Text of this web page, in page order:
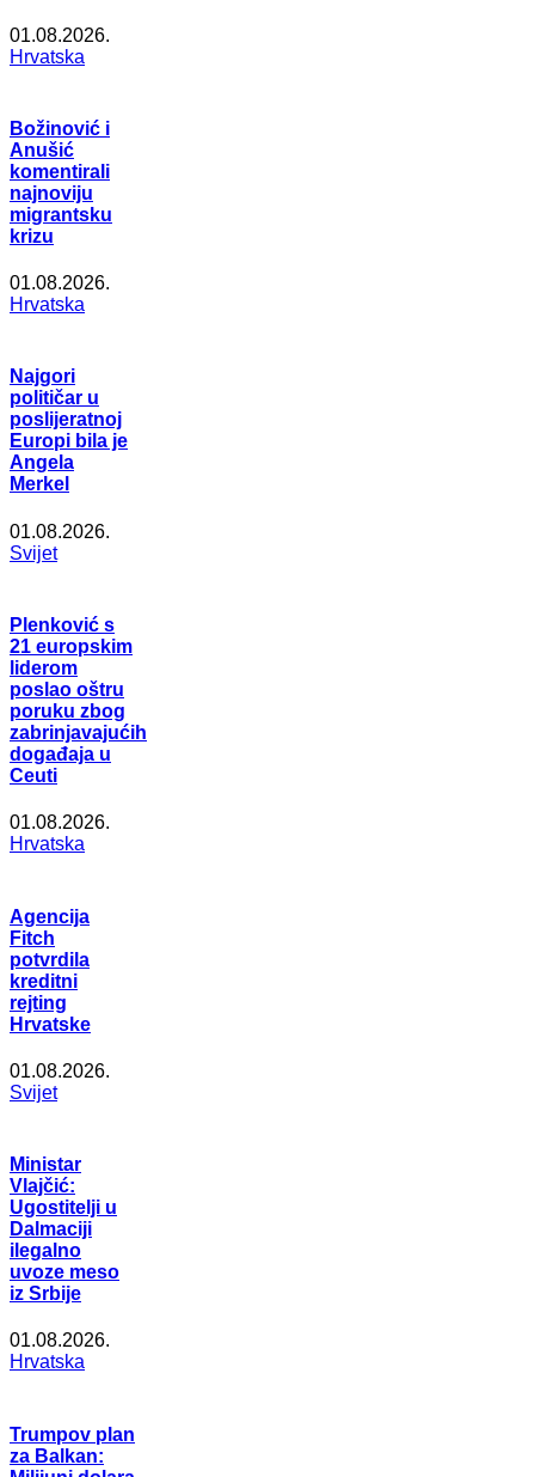
01.08.2026.
Hrvatska
Božinović i
Anušić
komentirali
najnoviju
migrantsku
krizu
01.08.2026.
Hrvatska
Najgori
političar u
poslijeratnoj
Europi bila je
Angela
Merkel
01.08.2026.
Svijet
Plenković s
21 europskim
liderom
poslao oštru
poruku zbog
zabrinjavajućih
događaja u
Ceuti
01.08.2026.
Hrvatska
Agencija
Fitch
potvrdila
kreditni
rejting
Hrvatske
01.08.2026.
Svijet
Ministar
Vlajčić:
Ugostitelji u
Dalmaciji
ilegalno
uvoze meso
iz Srbije
01.08.2026.
Hrvatska
Trumpov plan
za Balkan: